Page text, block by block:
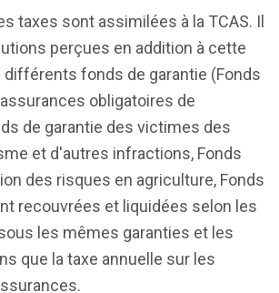
taxes sont assimilées à la TCAS. Il
perçues en addition à cette
différents fonds de garantie (Fonds
obligatoires de
de garantie des victimes des
et d'autres infractions, Fonds
des risques en agriculture, Fonds
recouvrées et liquidées selon les
les mêmes garanties et les
que la taxe annuelle sur les